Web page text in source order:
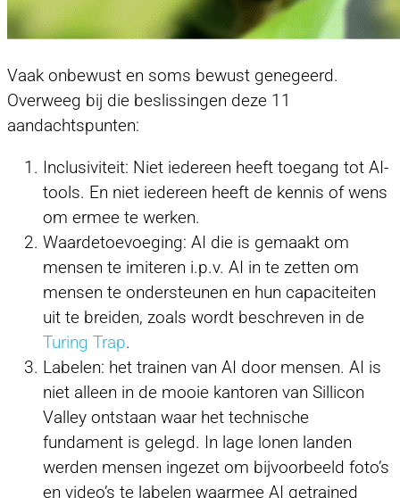
Vaak onbewust en soms bewust genegeerd.
Overweeg bij die beslissingen deze 11
aandachtspunten:
Inclusiviteit: Niet iedereen heeft toegang tot AI-
tools. En niet iedereen heeft de kennis of wens
om ermee te werken.
Waardetoevoeging: AI die is gemaakt om
mensen te imiteren i.p.v. AI in te zetten om
mensen te ondersteunen en hun capaciteiten
uit te breiden, zoals wordt beschreven in de
Turing Trap.
Labelen: het trainen van AI door mensen. AI is
niet alleen in de mooie kantoren van Sillicon
Valley ontstaan waar het technische
fundament is gelegd. In lage lonen landen
werden mensen ingezet om bijvoorbeeld foto’s
en video’s te labelen waarmee AI getrained